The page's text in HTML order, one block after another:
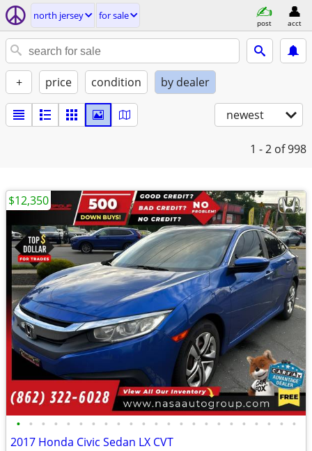
north jersey for sale
post acct
+ price condition by dealer
newest
1 - 2 of 998
• • • • • • • • • • • • • • • • • • • • • • •
2017 Honda Civic Sedan LX CVT
$12,350